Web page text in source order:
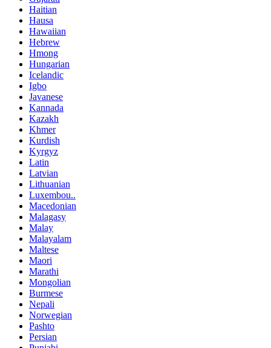
Haitian
Hausa
Hawaiian
Hebrew
Hmong
Hungarian
Icelandic
Igbo
Javanese
Kannada
Kazakh
Khmer
Kurdish
Kyrgyz
Latin
Latvian
Lithuanian
Luxembou..
Macedonian
Malagasy
Malay
Malayalam
Maltese
Maori
Marathi
Mongolian
Burmese
Nepali
Norwegian
Pashto
Persian